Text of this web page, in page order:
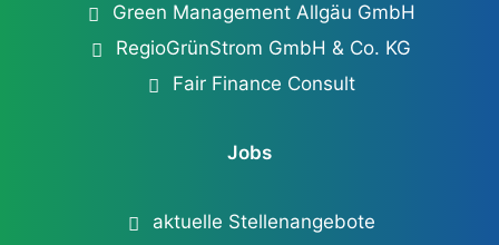
Green Management Allgäu GmbH
RegioGrünStrom GmbH & Co. KG
Fair Finance Consult
Jobs
aktuelle Stellenangebote